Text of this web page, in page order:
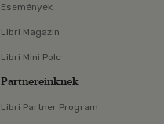
Események
Libri Magazin
Libri Mini Polc
Partnereinknek
Libri Partner Program